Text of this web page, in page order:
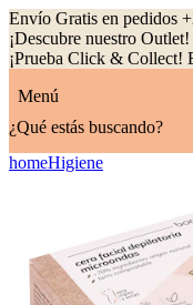
Envío Gratis en pedidos
¡Descubre nuestro
¡Prueba Click & Collect!
Menú
¿Qué estás buscando?
homeHigiene